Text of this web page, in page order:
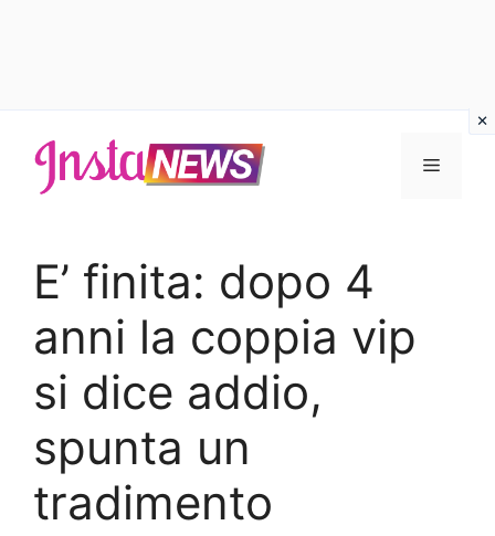
contenuto
Menu
E’ finita: dopo 4
anni la coppia vip
si dice addio,
spunta un
tradimento